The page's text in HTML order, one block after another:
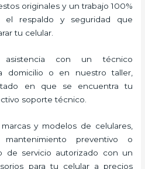
originales y un trabajo 100%
el respaldo y seguridad que
tu celular.
con un técnico
domicilio o en nuestro taller,
en que se encuentra tu
soporte técnico.
y modelos de celulares,
preventivo o
de servicio autorizado con un
para tu celular a precios